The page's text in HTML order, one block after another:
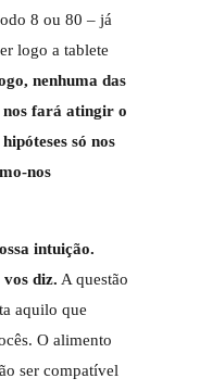
8 ou 80 – já
logo a tablete
nenhuma das
nos fará atingir o
só nos
nos
intuição.
diz. A questão
aquilo que
O alimento
ser compatível